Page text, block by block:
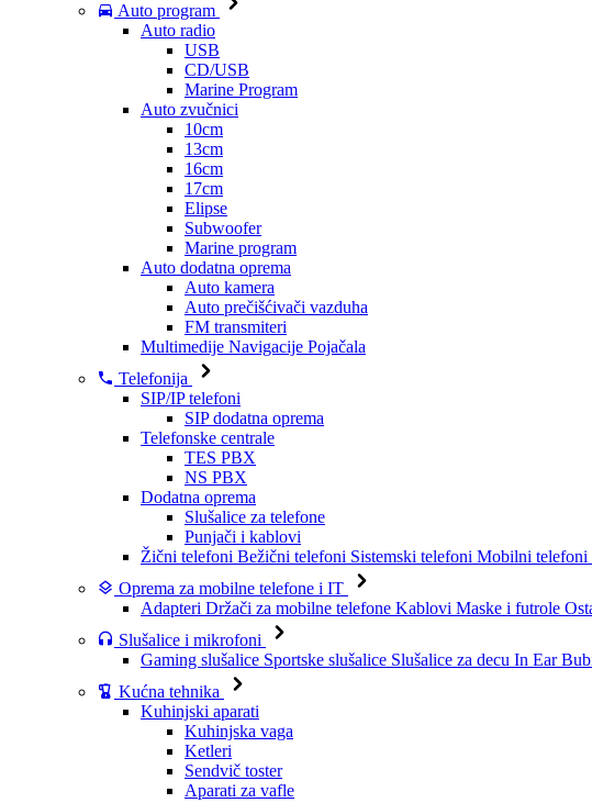
Auto program
Auto radio
USB
CD/USB
Marine Program
Auto zvučnici
10cm
13cm
16cm
17cm
Elipse
Subwoofer
Marine program
Auto dodatna oprema
Auto kamera
Auto prečišćivači vazduha
FM transmiteri
Multimedije Navigacije Pojačala
Telefonija
SIP/IP telefoni
SIP dodatna oprema
Telefonske centrale
TES PBX
NS PBX
Dodatna oprema
Slušalice za telefone
Punjači i kablovi
Žični telefoni Bežični telefoni Sistemski telefoni Mobilni telefoni
Oprema za mobilne telefone i IT
Adapteri Držači za mobilne telefone Kablovi Maske i futrole
Slušalice i mikrofoni
Gaming slušalice Sportske slušalice Slušalice za decu In Ear
Kućna tehnika
Kuhinjski aparati
Kuhinjska vaga
Ketleri
Sendvič toster
Aparati za vafle